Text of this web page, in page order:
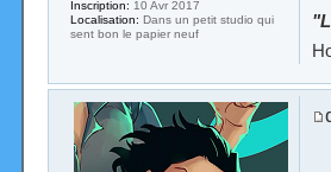
Inscription: 10 Avr 2017
Localisation: Dans un petit studio qui
sent bon le papier neuf